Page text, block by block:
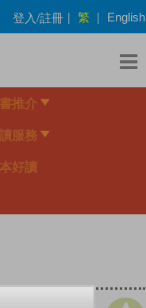
登入/註冊 | 繁 | English
推介
服務
好讀